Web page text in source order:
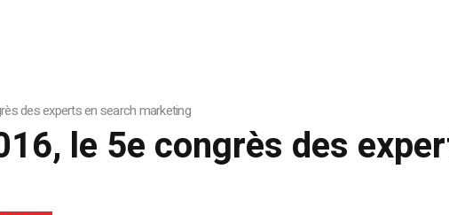
des experts en search marketing
le 5e congrès des